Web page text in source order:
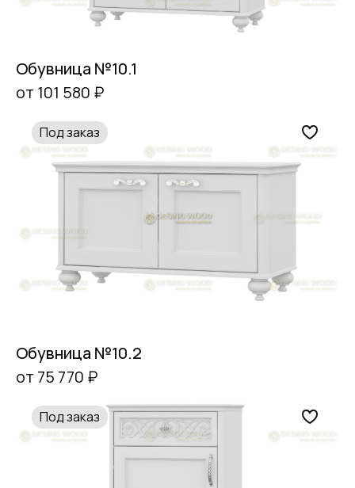
Обувница №10.1
от 101 580 ₽
Под заказ
Обувница №10.2
от 75 770 ₽
Под заказ